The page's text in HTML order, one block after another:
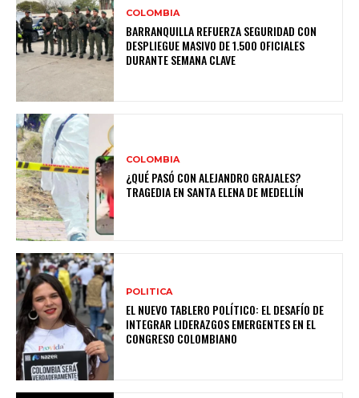
COLOMBIA
BARRANQUILLA REFUERZA SEGURIDAD CON
DESPLIEGUE MASIVO DE 1.500 OFICIALES
DURANTE SEMANA CLAVE
COLOMBIA
¿QUÉ PASÓ CON ALEJANDRO GRAJALES?
TRAGEDIA EN SANTA ELENA DE MEDELLÍN
POLITICA
EL NUEVO TABLERO POLÍTICO: EL DESAFÍO DE
INTEGRAR LIDERAZGOS EMERGENTES EN EL
CONGRESO COLOMBIANO